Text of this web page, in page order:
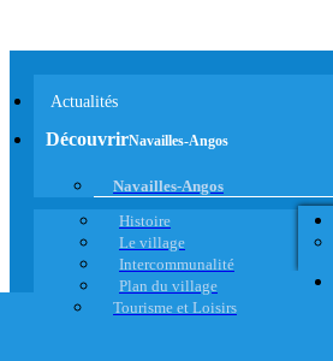
Actualités
DécouvrirNavailles-Angos
Navailles-Angos
Histoire
Le village
Intercommunalité
Plan du village
Tourisme et Loisirs